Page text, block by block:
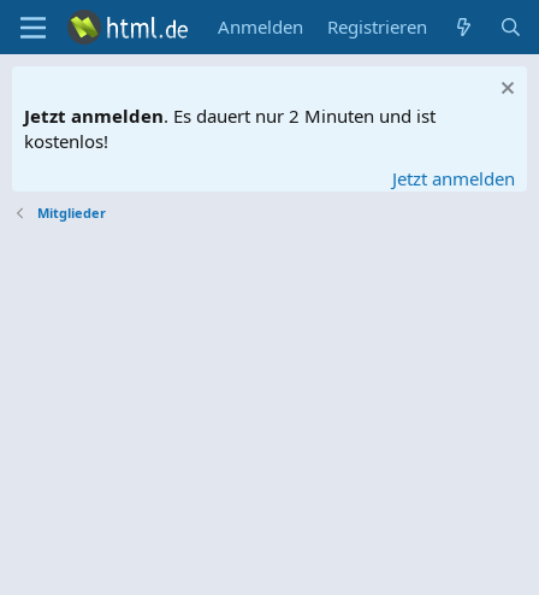
Anmelden Registrieren
Jetzt anmelden. Es dauert nur 2 Minuten und ist
kostenlos!
Jetzt anmelden
Mitglieder